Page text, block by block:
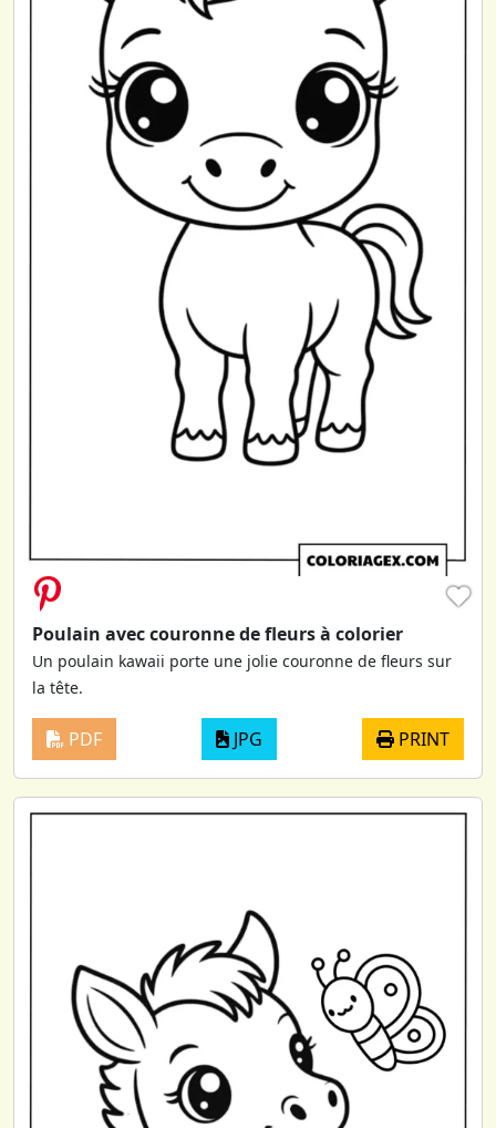
♥
Poulain avec couronne de fleurs à colorier
Un poulain kawaii porte une jolie couronne de fleurs sur
la tête.
PDF JPG PRINT